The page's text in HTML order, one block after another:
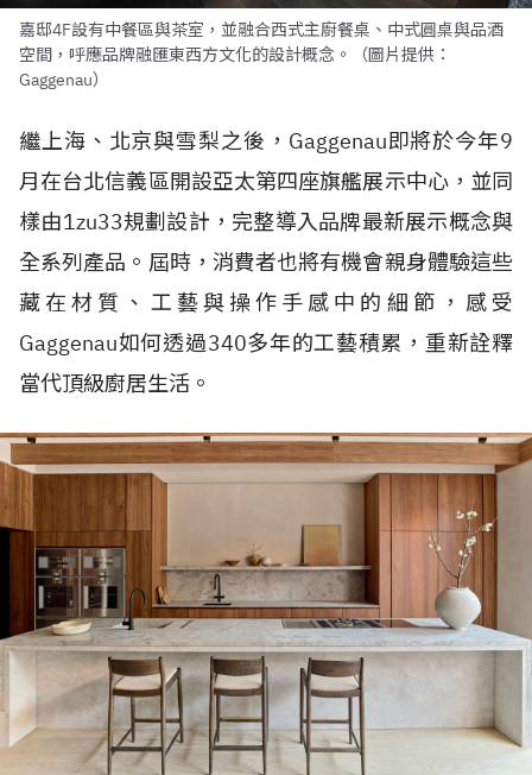
嘉邸4F設有中餐區與茶室，並融合西式主廚餐桌、中式圓桌與品酒
空間，呼應品牌融匯東西方文化的設計概念。（圖片提供：
Gaggenau）
繼上海、北京與雪梨之後，Gaggenau即將於今年9
月在台北信義區開設亞太第四座旗艦展示中心，並同
樣由1zu33規劃設計，完整導入品牌最新展示概念與
全系列產品。屆時，消費者也將有機會親身體驗這些
藏在材質、工藝與操作手感中的細節，感受
Gaggenau如何透過340多年的工藝積累，重新詮釋
當代頂級廚居生活。